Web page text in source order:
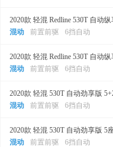
2020款 轻混 Redline 530T 自动
混动
前置前驱 6挡自动
2020款 轻混 Redline 530T 自动
混动
前置前驱 6挡自动
2020款 轻混 530T 自动劲享版
混动
前置前驱 6挡自动
2020款 轻混 530T 自动劲享版 5
混动
前置前驱 6挡自动